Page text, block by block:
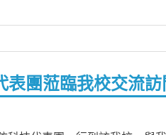
表團蒞臨我校交流訪